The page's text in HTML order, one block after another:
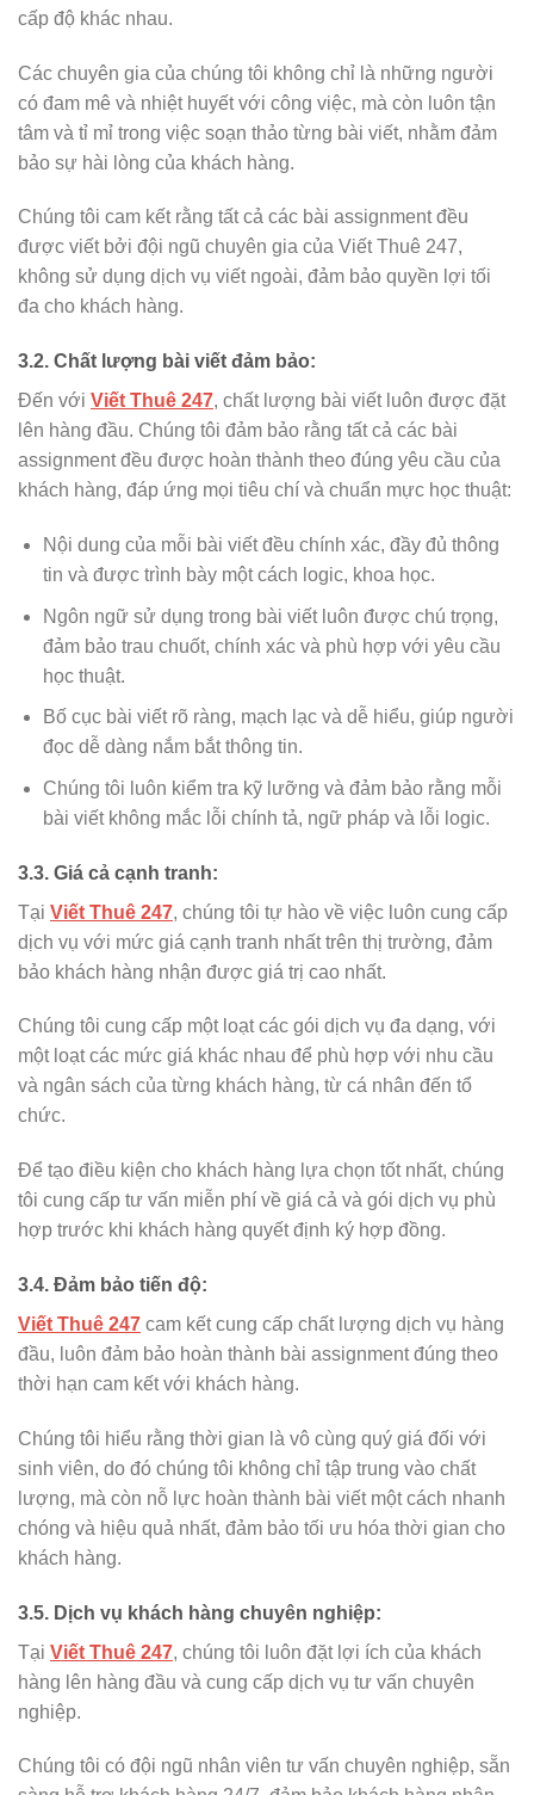
cấp độ khác nhau.
Các chuyên gia của chúng tôi không chỉ là những người
có đam mê và nhiệt huyết với công việc, mà còn luôn tận
tâm và tỉ mỉ trong việc soạn thảo từng bài viết, nhằm đảm
bảo sự hài lòng của khách hàng.
Chúng tôi cam kết rằng tất cả các bài assignment đều
được viết bởi đội ngũ chuyên gia của Viết Thuê 247,
không sử dụng dịch vụ viết ngoài, đảm bảo quyền lợi tối
đa cho khách hàng.
3.2. Chất lượng bài viết đảm bảo:
Đến với Viết Thuê 247, chất lượng bài viết luôn được đặt
lên hàng đầu. Chúng tôi đảm bảo rằng tất cả các bài
assignment đều được hoàn thành theo đúng yêu cầu của
khách hàng, đáp ứng mọi tiêu chí và chuẩn mực học thuật:
Nội dung của mỗi bài viết đều chính xác, đầy đủ thông
tin và được trình bày một cách logic, khoa học.
Ngôn ngữ sử dụng trong bài viết luôn được chú trọng,
đảm bảo trau chuốt, chính xác và phù hợp với yêu cầu
học thuật.
Bố cục bài viết rõ ràng, mạch lạc và dễ hiểu, giúp người
đọc dễ dàng nắm bắt thông tin.
Chúng tôi luôn kiểm tra kỹ lưỡng và đảm bảo rằng mỗi
bài viết không mắc lỗi chính tả, ngữ pháp và lỗi logic.
3.3. Giá cả cạnh tranh:
Tại Viết Thuê 247, chúng tôi tự hào về việc luôn cung cấp
dịch vụ với mức giá cạnh tranh nhất trên thị trường, đảm
bảo khách hàng nhận được giá trị cao nhất.
Chúng tôi cung cấp một loạt các gói dịch vụ đa dạng, với
một loạt các mức giá khác nhau để phù hợp với nhu cầu
và ngân sách của từng khách hàng, từ cá nhân đến tổ
chức.
Để tạo điều kiện cho khách hàng lựa chọn tốt nhất, chúng
tôi cung cấp tư vấn miễn phí về giá cả và gói dịch vụ phù
hợp trước khi khách hàng quyết định ký hợp đồng.
3.4. Đảm bảo tiến độ:
Viết Thuê 247 cam kết cung cấp chất lượng dịch vụ hàng
đầu, luôn đảm bảo hoàn thành bài assignment đúng theo
thời hạn cam kết với khách hàng.
Chúng tôi hiểu rằng thời gian là vô cùng quý giá đối với
sinh viên, do đó chúng tôi không chỉ tập trung vào chất
lượng, mà còn nỗ lực hoàn thành bài viết một cách nhanh
chóng và hiệu quả nhất, đảm bảo tối ưu hóa thời gian cho
khách hàng.
3.5. Dịch vụ khách hàng chuyên nghiệp:
Tại Viết Thuê 247, chúng tôi luôn đặt lợi ích của khách
hàng lên hàng đầu và cung cấp dịch vụ tư vấn chuyên
nghiệp.
Chúng tôi có đội ngũ nhân viên tư vấn chuyên nghiệp, sẵn